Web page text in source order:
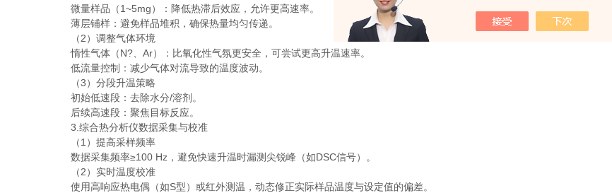
微量样品（1~5mg）：降低热滞后效应，允许更高速率。
薄层铺样：避免样品堆积，确保热量均匀传递。
（2）调整气体环境
惰性气体（N?、Ar）：比氧化性气氛更安全，可尝试更高升温速率。
低流量控制：减少气体对流导致的温度波动。
（3）分段升温策略
初始低速段：去除水分/溶剂。
后续高速段：聚焦目标反应。
3.综合热分析仪数据采集与校准
（1）提高采样频率
数据采集频率≥100 Hz，避免快速升温时漏测尖锐峰（如DSC信号）。
（2）实时温度校准
使用高响应热电偶（如S型）或红外测温，动态修正实际样品温度与设定值的偏差。